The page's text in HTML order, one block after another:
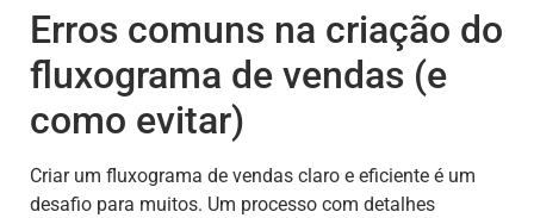
Erros comuns na criação do
fluxograma de vendas (e
como evitar)
Criar um fluxograma de vendas claro e eficiente é um
desafio para muitos. Um processo com detalhes